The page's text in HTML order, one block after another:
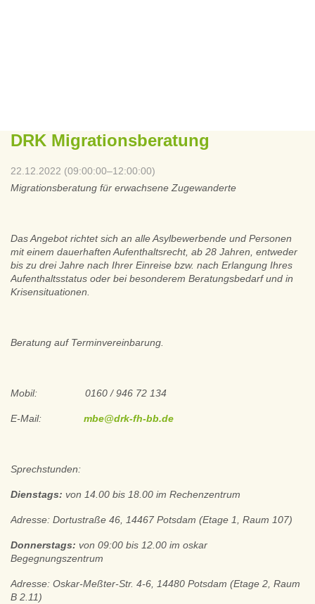
DRK Migrationsberatung
22.12.2022 (09:00:00–12:00:00)
Migrationsberatung für erwachsene Zugewanderte
Das Angebot richtet sich an alle Asylbewerbende und Personen
mit einem dauerhaften Aufenthaltsrecht, ab 28 Jahren, entweder
bis zu drei Jahre nach Ihrer Einreise bzw. nach Erlangung Ihres
Aufenthaltsstatus oder bei besonderem Beratungsbedarf und in
Krisensituationen.
Beratung auf Terminvereinbarung.
Mobil: 0160 / 946 72 134
E-Mail: mbe@drk-fh-bb.de
Sprechstunden:
Dienstags: von 14.00 bis 18.00 im Rechenzentrum
Adresse: Dortustraße 46, 14467 Potsdam (Etage 1, Raum 107)
Donnerstags: von 09:00 bis 12.00 im oskar
Begegnungszentrum
Adresse: Oskar-Meßter-Str. 4-6, 14480 Potsdam (Etage 2, Raum
B 2.11)